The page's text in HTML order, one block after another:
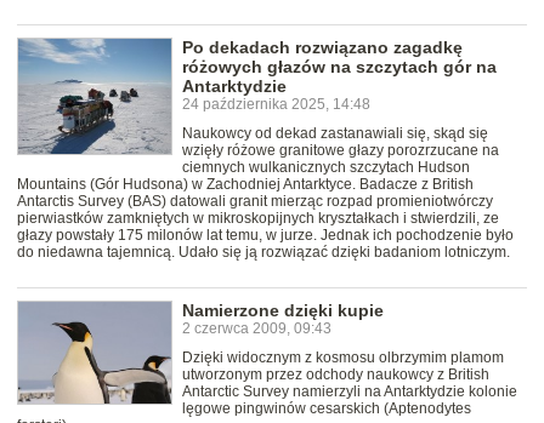
Po dekadach rozwiązano zagadkę
różowych głazów na szczytach gór na
Antarktydzie
24 października 2025, 14:48
Naukowcy od dekad zastanawiali się, skąd się
wzięły różowe granitowe głazy porozrzucane na
ciemnych wulkanicznych szczytach Hudson
Mountains (Gór Hudsona) w Zachodniej Antarktyce. Badacze z British
Antarctis Survey (BAS) datowali granit mierząc rozpad promieniotwórczy
pierwiastków zamkniętych w mikroskopijnych kryształkach i stwierdzili, ze
głazy powstały 175 milonów lat temu, w jurze. Jednak ich pochodzenie było
do niedawna tajemnicą. Udało się ją rozwiązać dzięki badaniom lotniczym.
Namierzone dzięki kupie
2 czerwca 2009, 09:43
Dzięki widocznym z kosmosu olbrzymim plamom
utworzonym przez odchody naukowcy z British
Antarctic Survey namierzyli na Antarktydzie kolonie
lęgowe pingwinów cesarskich (Aptenodytes